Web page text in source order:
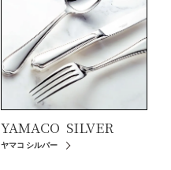
YAMACO SILVER
ヤマコ シルバー